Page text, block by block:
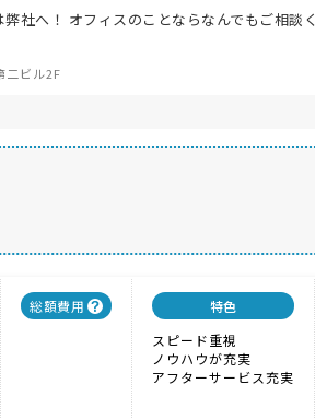
社へ！ オフィスのことならなんでもご相談く
ビル2F
総額費用
特色
スピード重視
ノウハウが充実
アフターサービス充実